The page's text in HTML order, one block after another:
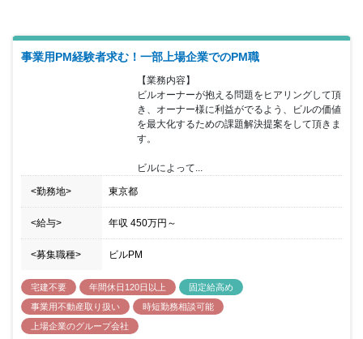
事業用PM経験者求む！一部上場企業でのPM職
【業務内容】
ビルオーナーが抱える問題をヒアリングして頂
き、オーナー様に利益がでるよう、ビルの価値
を最大化するための課題解決提案をして頂きま
す。
ビルによって...
<勤務地> 東京都
<給与> 年収 450万円 ～
<募集職種> ビルPM
宅建不要 年間休日120日以上
固定給高め
事業用不動産取り扱い
時短勤務相談可能
上場企業のグループ会社